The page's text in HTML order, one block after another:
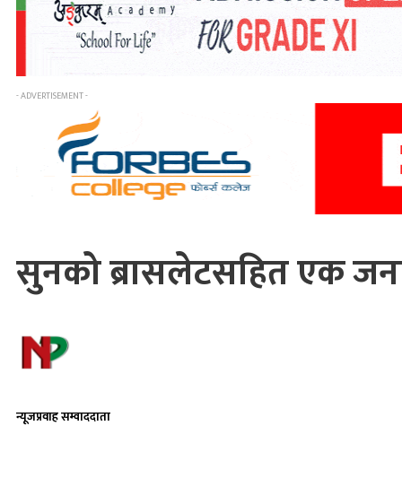
- ADVERTISEMENT -
सुनको ब्रासलेटसहित एक
न्यूजप्रवाह सम्वाददाता